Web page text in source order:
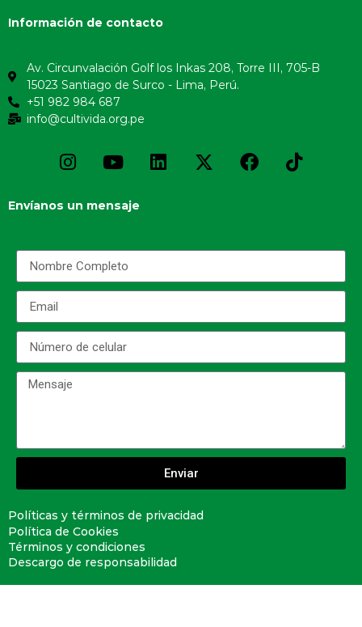
Información de contacto
Av. Circunvalación Golf los Inkas 208, Torre III, 705-B
15023 Santiago de Surco - Lima, Perú.
+51 982 984 687
info@cultivida.org.pe
Envíanos un mensaje
Enviar
Políticas y términos de privacidad
Política de Cookies
Términos y condiciones
Descargo de responsabilidad